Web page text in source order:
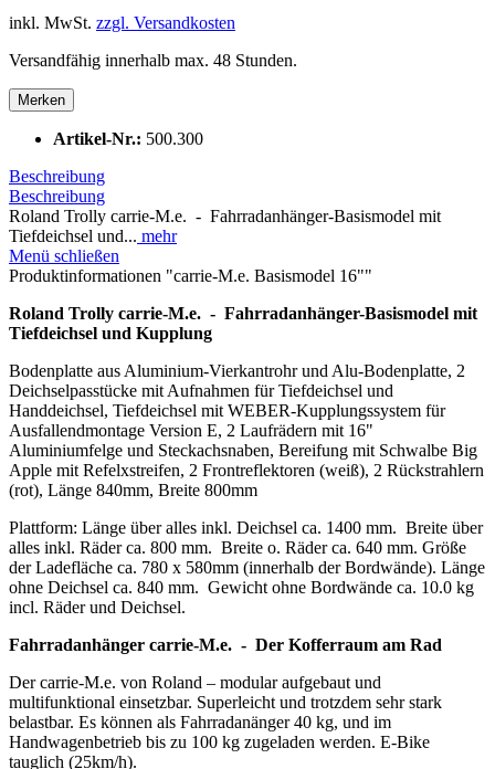
inkl. MwSt. zzgl. Versandkosten
Versandfähig innerhalb max. 48 Stunden.
Merken
Artikel-Nr.: 500.300
Beschreibung
Beschreibung
Roland Trolly carrie-M.e. - Fahrradanhänger-Basismodel mit
Tiefdeichsel und... mehr
Menü schließen
Produktinformationen "carrie-M.e. Basismodel 16""
Roland Trolly carrie-M.e. - Fahrradanhänger-Basismodel mit
Tiefdeichsel und Kupplung
Bodenplatte aus Aluminium-Vierkantrohr und Alu-Bodenplatte, 2
Deichselpasstücke mit Aufnahmen für Tiefdeichsel und
Handdeichsel, Tiefdeichsel mit WEBER-Kupplungssystem für
Ausfallendmontage Version E, 2 Laufrädern mit 16"
Aluminiumfelge und Steckachsnaben, Bereifung mit Schwalbe Big
Apple mit Refelxstreifen, 2 Frontreflektoren (weiß), 2 Rückstrahlern
(rot), Länge 840mm, Breite 800mm
Plattform: Länge über alles inkl. Deichsel ca. 1400 mm. Breite über
alles inkl. Räder ca. 800 mm. Breite o. Räder ca. 640 mm. Größe
der Ladefläche ca. 780 x 580mm (innerhalb der Bordwände). Länge
ohne Deichsel ca. 840 mm. Gewicht ohne Bordwände ca. 10.0 kg
incl. Räder und Deichsel.
Fahrradanhänger carrie-M.e. - Der Kofferraum am Rad
Der carrie-M.e. von Roland – modular aufgebaut und
multifunktional einsetzbar. Superleicht und trotzdem sehr stark
belastbar. Es können als Fahrradanänger 40 kg, und im
Handwagenbetrieb bis zu 100 kg zugeladen werden. E-Bike
tauglich (25km/h).